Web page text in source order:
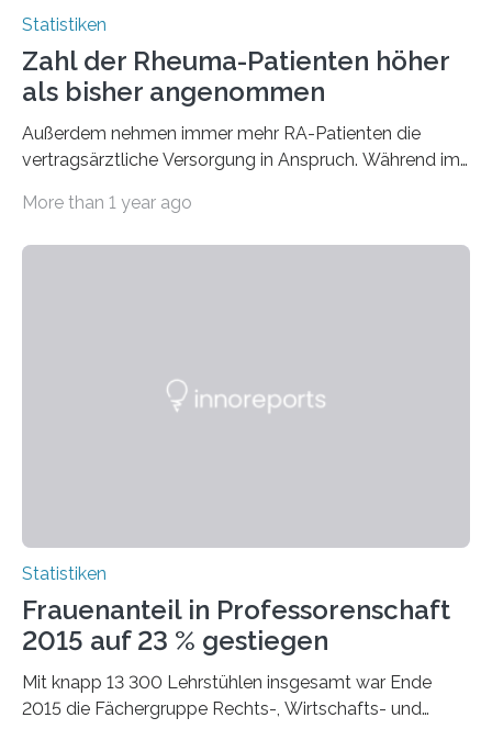
Statistiken
Zahl der Rheuma-Patienten höher
als bisher angenommen
Außerdem nehmen immer mehr RA-Patienten die
vertragsärztliche Versorgung in Anspruch. Während im
More than 1 year ago
Statistiken
Frauenanteil in Professorenschaft
2015 auf 23 % gestiegen
Mit knapp 13 300 Lehrstühlen insgesamt war Ende
2015 die Fächergruppe Rechts-, Wirtschafts- und